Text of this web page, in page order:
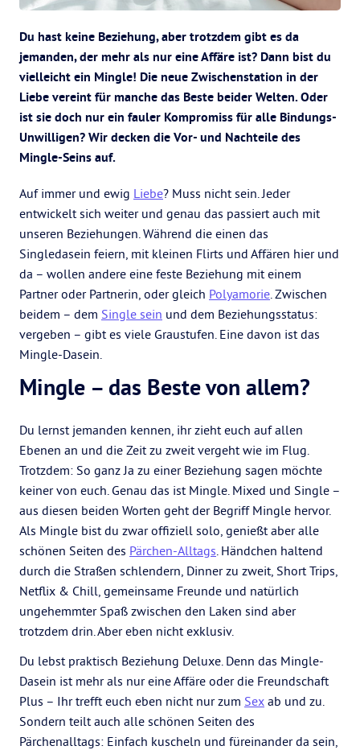
Du hast keine Beziehung, aber trotzdem gibt es da
jemanden, der mehr als nur eine Affäre ist? Dann bist du
vielleicht ein Mingle! Die neue Zwischenstation in der
Liebe vereint für manche das Beste beider Welten. Oder
ist sie doch nur ein fauler Kompromiss für alle Bindungs-
Unwilligen? Wir decken die Vor- und Nachteile des
Mingle-Seins auf.
Auf immer und ewig Liebe? Muss nicht sein. Jeder
entwickelt sich weiter und genau das passiert auch mit
unseren Beziehungen. Während die einen das
Singledasein feiern, mit kleinen Flirts und Affären hier und
da – wollen andere eine feste Beziehung mit einem
Partner oder Partnerin, oder gleich Polyamorie. Zwischen
beidem – dem Single sein und dem Beziehungsstatus:
vergeben – gibt es viele Graustufen. Eine davon ist das
Mingle-Dasein.
Mingle – das Beste von allem?
Du lernst jemanden kennen, ihr zieht euch auf allen
Ebenen an und die Zeit zu zweit vergeht wie im Flug.
Trotzdem: So ganz Ja zu einer Beziehung sagen möchte
keiner von euch. Genau das ist Mingle. Mixed und Single –
aus diesen beiden Worten geht der Begriff Mingle hervor.
Als Mingle bist du zwar offiziell solo, genießt aber alle
schönen Seiten des Pärchen-Alltags. Händchen haltend
durch die Straßen schlendern, Dinner zu zweit, Short Trips,
Netflix & Chill, gemeinsame Freunde und natürlich
ungehemmter Spaß zwischen den Laken sind aber
trotzdem drin. Aber eben nicht exklusiv.
Du lebst praktisch Beziehung Deluxe. Denn das Mingle-
Dasein ist mehr als nur eine Affäre oder die Freundschaft
Plus – Ihr trefft euch eben nicht nur zum Sex ab und zu.
Sondern teilt auch alle schönen Seiten des
Pärchenalltags: Einfach kuscheln und füreinander da sein,